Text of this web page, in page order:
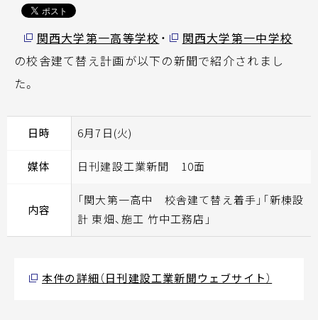
関西大学第一高等学校 ・
関西大学第一中学校
の校舎建て替え計画が以下の新聞で紹介されまし
た。
日時 6月7日(火)
媒体 日刊建設工業新聞 10面
内容
「関大第一高中 校舎建て替え着手」「新棟設
計 東畑、施工 竹中工務店」
本件の詳細（日刊建設工業新聞ウェブサイト）